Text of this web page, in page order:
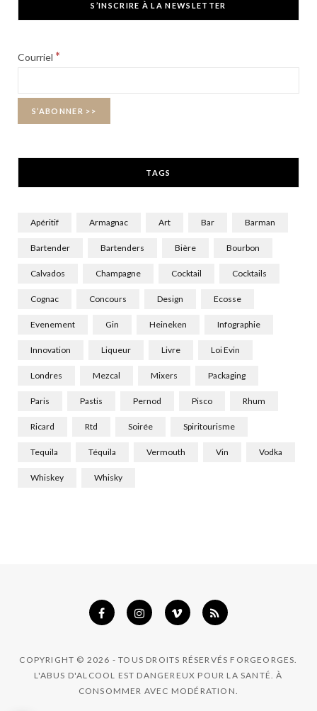
e w t
S’INSCRIRE À LA NEWSLETTER
Courriel *
TAGS
Apéritif Armagnac Art Bar Barman
Bartender Bartenders Bière Bourbon
Calvados Champagne Cocktail Cocktails
Cognac Concours Design Ecosse
Evenement Gin Heineken Infographie
Innovation Liqueur Livre Loi Evin
Londres Mezcal Mixers Packaging
Paris Pastis Pernod Pisco Rhum
Ricard Rtd Soirée Spiritourisme
Tequila Téquila Vermouth Vin Vodka
Whiskey Whisky
COPYRIGHT © 2026 - TOUS DROITS RÉSERVÉS FORGEORGES.
L'ABUS D'ALCOOL EST DANGEREUX POUR LA SANTÉ. À
CONSOMMER AVEC MODÉRATION.